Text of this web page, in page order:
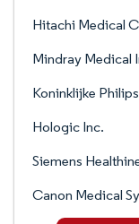
Hitachi Medical
Mindray Medical
Koninklijke
Hologic Inc.
Siemens
Canon Medical